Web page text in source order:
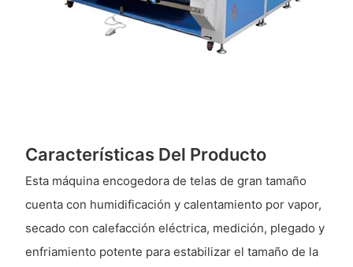
Características Del Producto
Esta máquina encogedora de telas de gran tamaño
cuenta con humidificación y calentamiento por vapor,
secado con calefacción eléctrica, medición, plegado y
enfriamiento potente para estabilizar el tamaño de la